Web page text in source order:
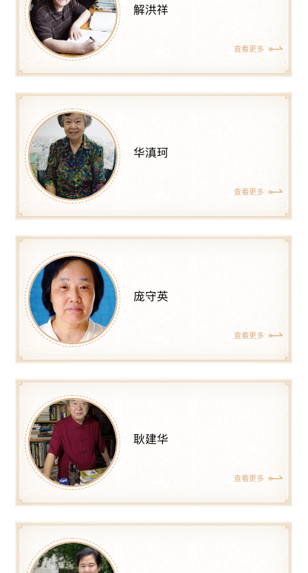
解洪祥
查看更多
华滇珂
查看更多
庞守英
查看更多
耿建华
查看更多